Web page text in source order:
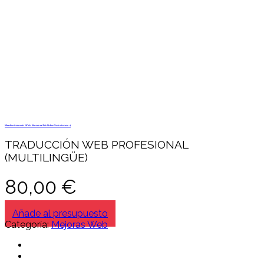
Mantenimiento Web Mensual Multidisc Soluciones 4
TRADUCCIÓN WEB PROFESIONAL
(MULTILINGÜE)
80,00 €
Añade al presupuesto
Categoría:Mejoras Web